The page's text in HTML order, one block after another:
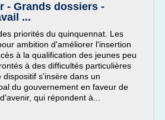
- Grands dossiers -
...
priorités du quinquennat. Les
ambition d'améliorer l'insertion
à la qualification des jeunes peu
à des difficultés particulières
s'insère dans un
du gouvernement en faveur de
qui répondent à...